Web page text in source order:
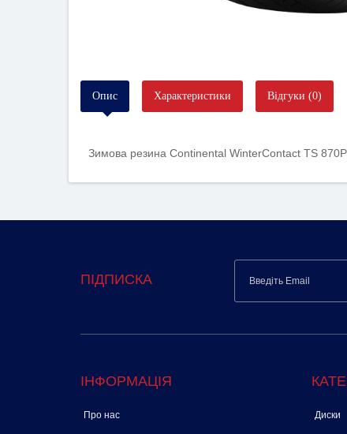
Опис Характеристики Відгуки (0)
Зимова резина Continental WinterContact TS
ПІДПИСКА
ІНФОРМАЦІЯ
Про нас Диски